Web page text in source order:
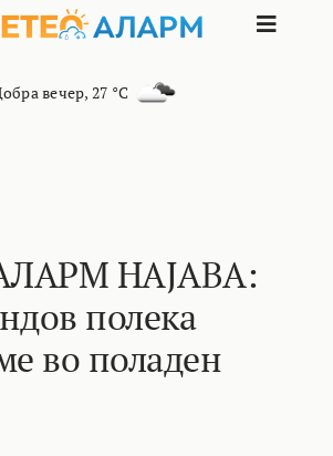
Toggle
вечер, 27 °C
НАЈАВА:
полека
во поладен